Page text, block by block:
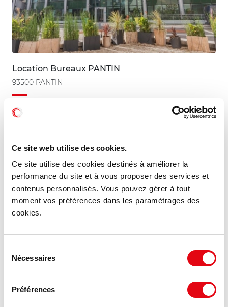
Ce site web utilise des cookies.
Ce site utilise des cookies destinés à améliorer la
performance du site et à vous proposer des services et
contenus personnalisés. Vous pouvez gérer à tout
moment vos préférences dans les paramétrages des
cookies.
Nécessaires
Préférences
Location Bureaux PANTIN
93500 PANTIN
4 627 m² À partir de 150 €
MIS À JOUR